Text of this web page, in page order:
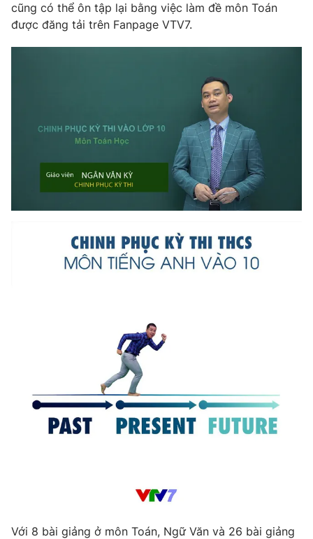
® Cấm sao chép dưới mọi hình thức nếu không có sự chấp
thuận bằng văn bản. Ghi rõ nguồn VTV.vn khi phát hành lại
thông tin từ website này.
cũng có thể ôn tập lại bằng việc làm đề môn Toán
được đăng tải trên Fanpage VTV7.
Với 8 bài giảng ở môn Toán, Ngữ Văn và 26 bài giảng